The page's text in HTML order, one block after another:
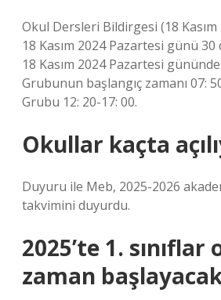
Okul Dersleri Bildirgesi (18
18 Kasım 2024 Pazartesi günü
18 Kasım 2024 Pazartesi
Grubunun başlangıç ​​zamanı 07:
Grubu 12: 20-17: 00.
Okullar kaçta
Duyuru ile Meb, 2025-2026
takvimini duyurdu.
2025’te 1. sınıflar
zaman